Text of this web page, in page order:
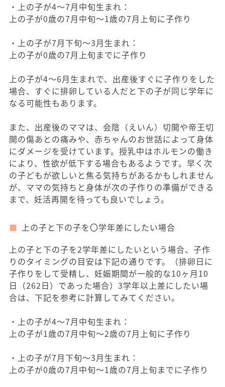
・上の子が4～7月中旬生まれ：
上の子が0歳の7月中旬～1歳の7月上旬に子作り
・上の子が7月下旬～3月生まれ：
上の子が0歳の7月上旬までに子作り
上の子が4～6月生まれで、出産後すぐに子作りをした
場合、すぐに排卵している人だと下の子が同じ学年に
なる可能性もあります。
また、出産後のママは、会陰（えいん）切開や帝王切
開の傷あとの痛みや、赤ちゃんのお世話によって身体
にダメージを受けています。授乳中はホルモンの働き
により、性欲が低下する場合もあるようです。早く次
の子どもが欲しいと焦る気持ちがあるかもしれません
が、ママの気持ちと身体が次の子作りの準備ができる
まで、妊活再開を待っても良いでしょう。
上の子と下の子を〇学年差にしたい場合
上の子と下の子を2学年差にしたいという場合、子作
りのタイミングの目安は下記の通りです。（排卵日に
子作りをして受精し、妊娠期間が一般的な10ヶ月10
日（262日）であった場合）3学年以上差にしたい場
合は、下記を参考に計算してみてください。
・上の子が4～7月中旬生まれ：
上の子が1歳の7月中旬～2歳の7月上旬に子作り
・上の子が7月下旬～3月生まれ：
上の子が0歳の7月中旬～1歳の7月上旬までに子作り